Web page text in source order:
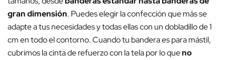
gran dimensión. Puedes elegir la confección que más se
adapte a tus necesidades y todas ellas con un dobladillo de 1
cm en todo el contorno. Cuando tu bandera es para mástil,
cubrimos la cinta de refuerzo con la tela por lo queno